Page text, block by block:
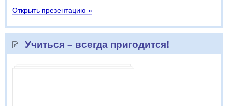
Открыть презентацию »
Учиться – всегда пригодится!